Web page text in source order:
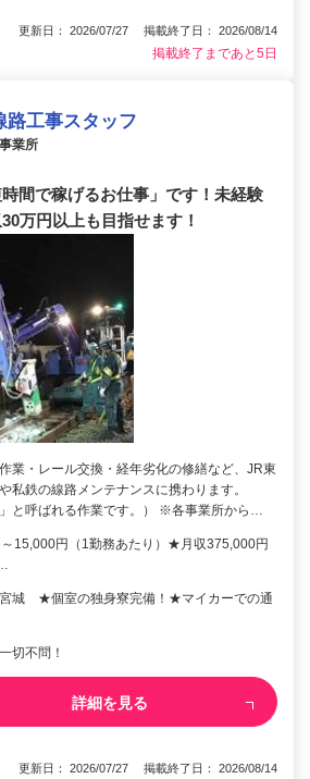
更新日： 2026/07/27 掲載終了日： 2026/08/14
掲載終了まであと5日
路工事スタッフ
業所
間で稼げるお仕事」です！未経験
万円以上も目指せます！
業・レール交換・経年劣化の修繕など、JR東
私鉄の線路メンテナンスに携わります。
」と呼ばれる作業です。） ※各事業所から…
15,000円（1勤務あたり）★月収375,000円
城 ★個室の独身寮完備！★マイカーでの通
切不問！
詳細を見る
更新日： 2026/07/27 掲載終了日： 2026/08/14